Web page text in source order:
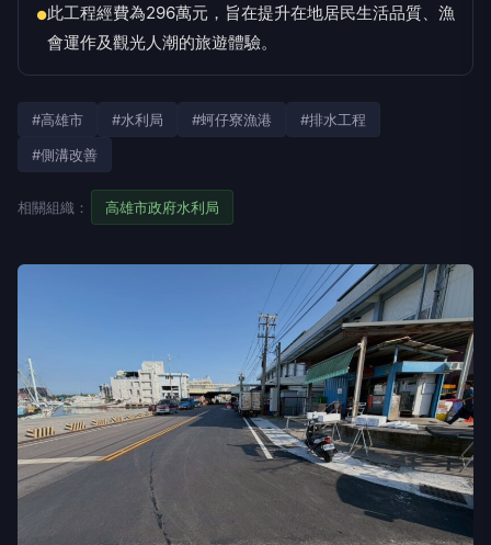
●此工程經費為296萬元，旨在提升在地居民生活品質、漁
會運作及觀光人潮的旅遊體驗。
#高雄市 #水利局 #蚵仔寮漁港
#排水工程
#側溝改善
相關組織： 高雄市政府水利局